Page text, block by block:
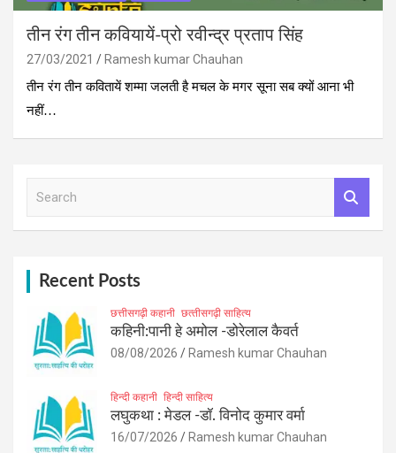
तीन रंग तीन कवियायें-प्रो रवीन्द्र प्रताप सिंह
27/03/2021
Ramesh kumar Chauhan
तीन रंग तीन कवितायें शम्मा जलती है मचल के मगर सूना सब क्यों आना भी
नहीं…
Recent Posts
छत्तीसगढ़ी कहानी छत्‍तीसगढ़ी साहित्‍य
कहिनी:पानी हे अमोल -डोरेलाल कैवर्त
08/08/2026 Ramesh kumar Chauhan
हिन्दी कहानी हिन्दी साहित्य
लघुकथा : मेडल -डॉ. विनोद कुमार वर्मा
16/07/2026 Ramesh kumar Chauhan